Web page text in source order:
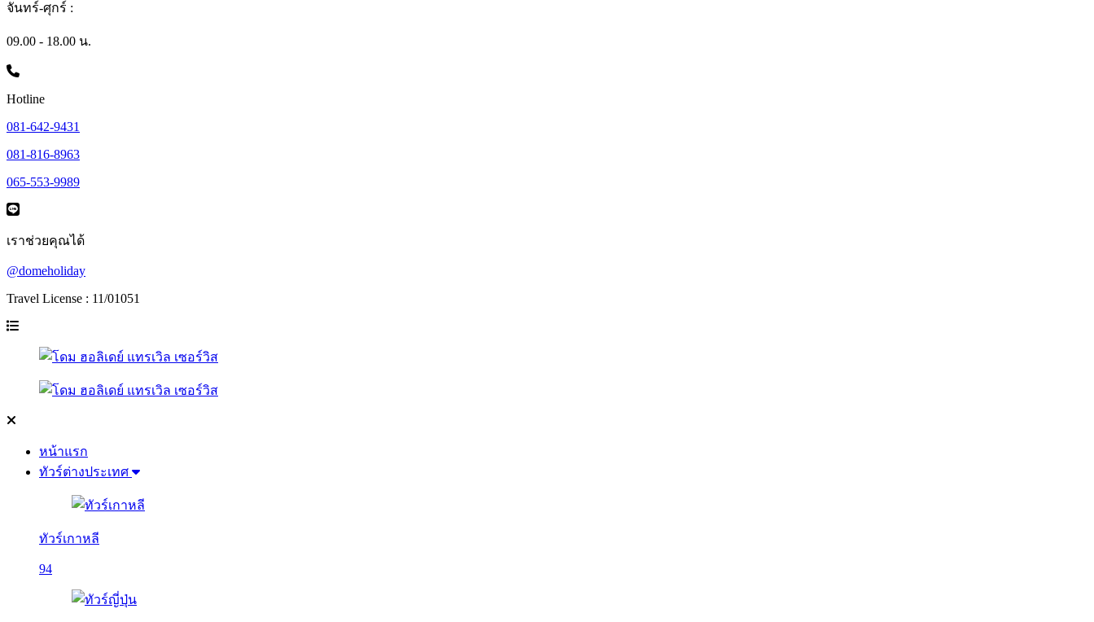
จันทร์-ศุกร์ :
09.00 - 18.00 น.
Hotline
081-642-9431
081-816-8963
065-553-9989
เราช่วยคุณได้
@domeholiday
Travel License : 11/01051
หน้าแรก
ทัวร์ต่างประเทศ
ทัวร์เกาหลี
94